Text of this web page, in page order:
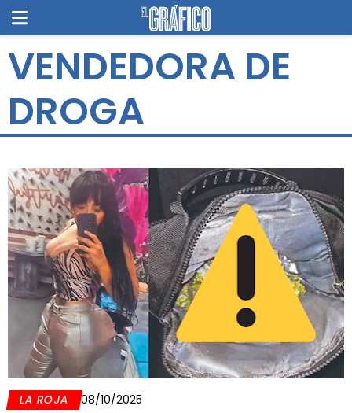
VENDEDORA DE
DROGA
LA ROJA 08/10/2025